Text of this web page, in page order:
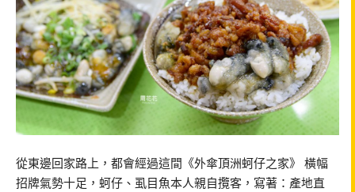
從東邊回家路上，都會經過這間《外傘頂洲蚵仔之家》 橫幅
招牌氣勢十足，蚵仔、虱目魚本人親自攬客，寫著：產地直